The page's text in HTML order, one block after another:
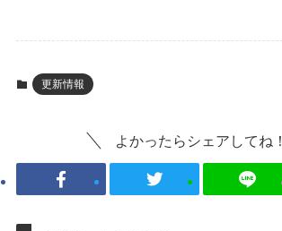
更新情報
よかったらシェアしてね！